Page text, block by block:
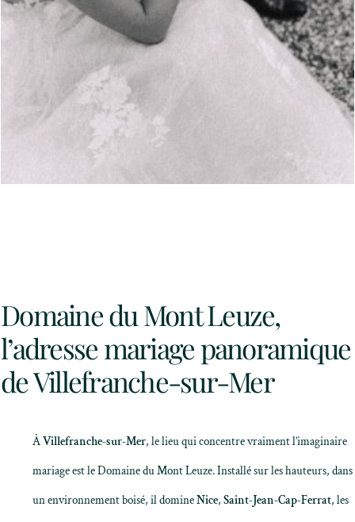
Domaine du Mont Leuze,
l’adresse mariage panoramique
de Villefranche-sur-Mer
ÀVillefranche-sur-Mer, le lieu qui concentre vraiment l’imaginaire
mariage est leDomaine du Mont Leuze. Installé sur les hauteurs, dans
un environnement boisé, il domineNice, Saint-Jean-Cap-Ferrat, les